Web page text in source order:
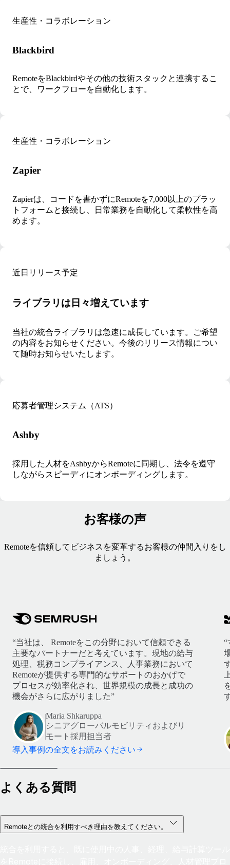
生産性・コラボレーション
Blackbird
RemoteをBlackbirdやその他の技術スタックと連携するこ
とで、ワークフローを自動化します。
生産性・コラボレーション
Zapier
Zapierは、コードを書かずにRemoteを7,000以上のプラッ
トフォームと接続し、日常業務を自動化して柔軟性を高
めます。
近日リリース予定
ライブラリは日々増えています
当社の統合ライブラリは急速に成長しています。ご希望
の内容をお知らせください。今後のリリース情報につい
て随時お知らせいたします。
応募者管理システム（ATS）
Ashby
採用した人材をAshbyからRemoteに同期し、法令を遵守
しながらスピーディにオンボーディングします。
お客様の声
Remoteを信頼してビジネスを変革するお客様の仲間入りをし
ましょう。
“当社は、 Remoteをこの分野において信頼できる
主要なパートナーだと考えています。現地の給与
処理、税務コンプライアンス、人事業務において
Remoteが提供する専門的なサポートのおかげで
プロセスが効率化され、世界規模の成長と成功の
機会がさらに広がりました”
Maria Shkaruppa
シニアグローバルモビリティおよびリ
モート採用担当者
導入事例の全文をお読みください
“
よくある質問
Remoteとの統合を利用すべき理由を教えてください。